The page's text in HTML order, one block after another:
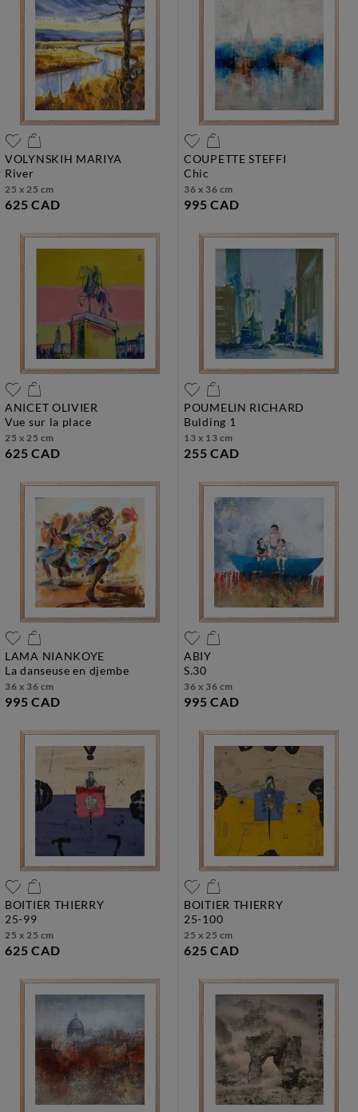
VOLYNSKIH MARIYA
river
25 x 25 cm
625 CAD
COUPETTE STEFFI
chic
36 x 36 cm
995 CAD
ANICET OLIVIER
vue sur la place
25 x 25 cm
625 CAD
POUMELIN RICHARD
bulding 1
13 x 13 cm
255 CAD
LAMA NIANKOYE
la danseuse en djembe
36 x 36 cm
995 CAD
ABIY
s.30
36 x 36 cm
995 CAD
BOITIER THIERRY
25-99
25 x 25 cm
625 CAD
BOITIER THIERRY
25-100
25 x 25 cm
625 CAD